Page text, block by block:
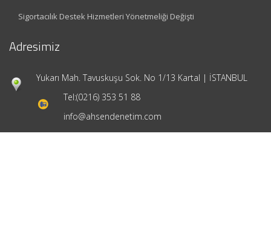
Sigortacılık Destek Hizmetleri Yönetmeliği Değişti
Adresimiz
Yukarı Mah. Tavuskuşu Sok. No 1/13 Kartal | İSTANBUL
Tel:(0216) 353 51 88
info@ahsendenetim.com